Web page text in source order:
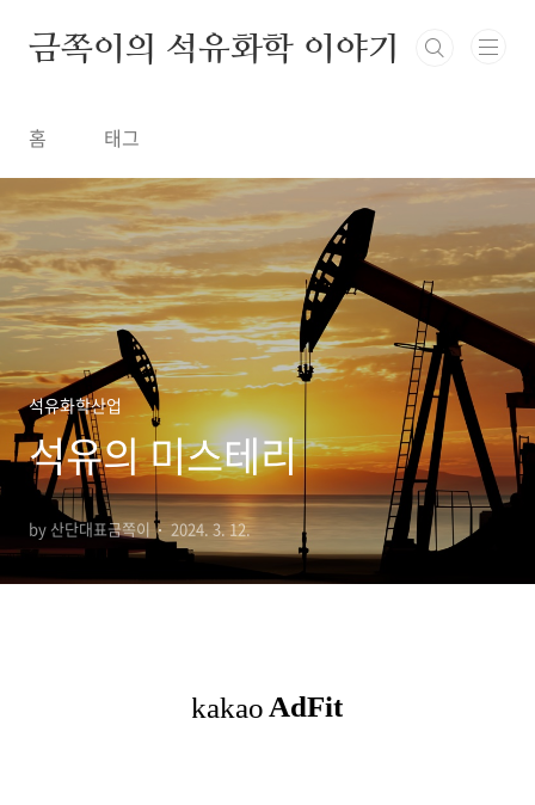
금쪽이의 석유화학 이야기
홈 태그
석유화학산업
석유의 미스테리
by 산단대표금쪽이 2024. 3. 12.